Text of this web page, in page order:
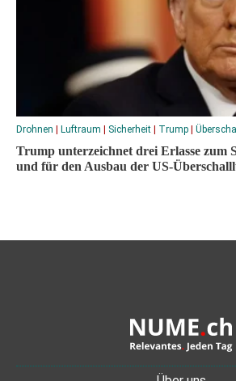
Drohnen Luftraum Sicherheit Trump Überschall
Trump unterzeichnet drei Erlasse zum
und für den Ausbau der US-